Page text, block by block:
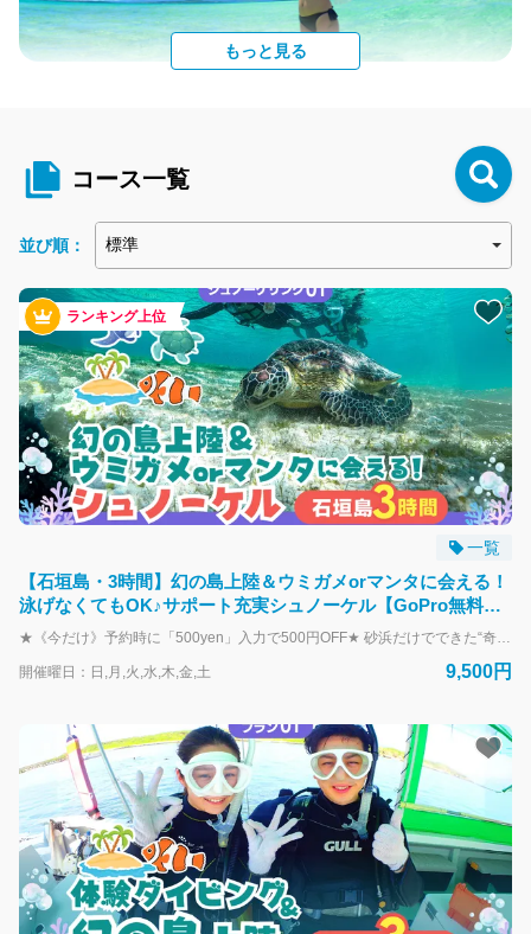
ショップサイト
た八重山一の絶景スポット！ 一生に一度は見るべきの日本屈指の
絶景がココにあります！
POINT
撮影はスタッフにお任せ
ツアー写真の無料プレゼントを行っております。写真撮影はスタ
慮なくどうぞ！
もっと見る
コース一覧
並び順：
ランキング上位
一覧
【石垣島・3時間】幻の島上陸＆ウミガメorマンタに会える！
泳げなくてもOK♪サポート充実シュノーケル【GoPro無料】
s01
★《今だけ》予約時に「500yen」入力で500円OFF★ 砂浜だけでできた“奇跡の無人島”幻の島に上陸し、白砂の絶景ビーチで自由なひとときを満喫！ そのあとは、ウミガメとの大接近が期待できる人気ポイントでシュノーケリングを楽しむ贅沢コース。 初心者やお子様でも安心して楽しめる設計で、SNS映えする写真もたっぷり撮れます！ ＼おすすめポイント／ 【1】ウミガメと一緒に泳げる確率90％超！ シュノーケリングポイントは“ウミガメの楽園”。 運が良ければすぐ近くで呼吸するウミガメに出会えるかも！？ インストラクターが安全にサポートします。 【2】マンタに会えたらラッキー！ 季節によって出現率は変わるけど、マンタに出会える可能性も！ レア体験を求める方にはワクワクが止まらないポイントです♪ 【3】幻の島で自由時間＆映える写真も◎ 白い砂浜に囲まれた幻想的な島に上陸。 フリータイム中は写真を撮ったり貝殻を拾ったり、自分だけの思い出作りができます。 【4】初心者＆子どもも安心のサポート体制 浮き具の貸出あり、ガイドが常に近くで見守ります。 5歳のお子さまから参加OK。泳げなくても楽しめる内容です！ 【5】GoPro無料レンタル＆プロの撮影つき！ レンタカー集合の方限定でGoProを1グループ1台無料レンタル！ さらに、スタッフが撮影した高画質な写真データは全て無料でプレゼントします。 ▶開催スケジュール（所要：約3時間） 午前便：8:00集合～11:30解散 午後便：12:30集合～16:00解散 ▶時間帯えらびのヒント 午前便 → 朝から動きたい派・午後に予定がある方に◎ 午後便 → シュノーケリングポイントが空いていることが多く、海をゆったり独占できるチャンス！ お子様連れや、のんびり楽しみたい方に特におすすめです◎ ※海況や天候によりスケジュールが変更となる場合がございます。 ※帰港時間は当日のポイント移動などで前後刷る場合がございます。 ＼幻の島＆シュノーケリングプランは7300円！／ https://book.isigakijima-diving.com/top/products/7c5e999b-4dca-5e0d-bfd0-4286c117925d?lng=ja-JP ＼更にもう1箇所追加！たっぷり遊びたい人にオススメ／ https://book.isigakijima-diving.com/top/products/55212b5c-03ea-5ce7-afe3-d14c01980ee2?lng=ja-JP
開催曜日：日,月,火,水,木,金,土 9,500円